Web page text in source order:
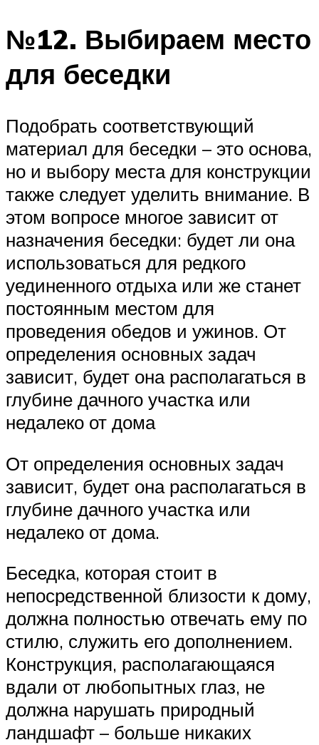
№12. Выбираем место
для беседки
Подобрать соответствующий
материал для беседки – это основа,
но и выбору места для конструкции
также следует уделить внимание. В
этом вопросе многое зависит от
назначения беседки: будет ли она
использоваться для редкого
уединенного отдыха или же станет
постоянным местом для
проведения обедов и ужинов. От
определения основных задач
зависит, будет она располагаться в
глубине дачного участка или
недалеко от дома
От определения основных задач
зависит, будет она располагаться в
глубине дачного участка или
недалеко от дома.
Беседка, которая стоит в
непосредственной близости к дому,
должна полностью отвечать ему по
стилю, служить его дополнением.
Конструкция, располагающаяся
вдали от любопытных глаз, не
должна нарушать природный
ландшафт – больше никаких